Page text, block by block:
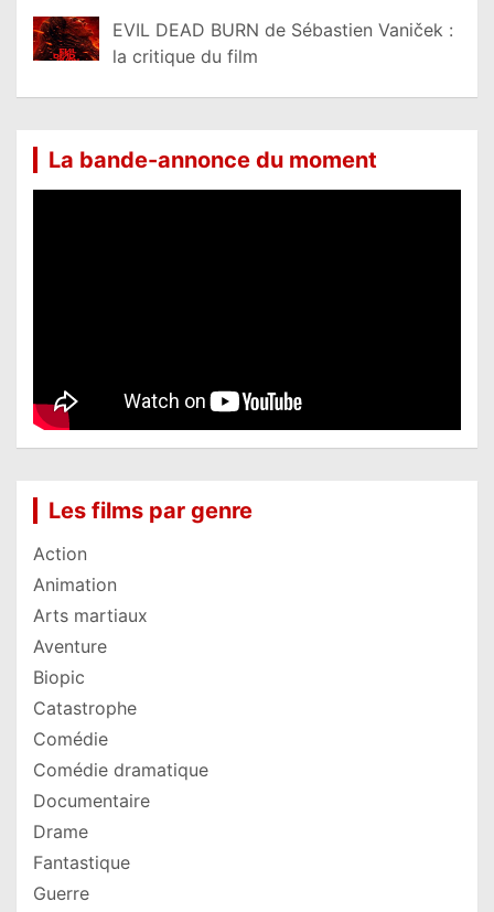
EVIL DEAD BURN de Sébastien Vaniček :
la critique du film
La bande-annonce du moment
Les films par genre
Action
Animation
Arts martiaux
Aventure
Biopic
Catastrophe
Comédie
Comédie dramatique
Documentaire
Drame
Fantastique
Guerre